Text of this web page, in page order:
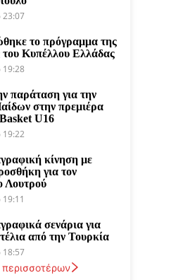
23:07
το πρόγραμμα της
Κυπέλλου Ελλάδας
παράταση για την
στην πρεμιέρα
U16
κίνηση με
για τον
Λουτρού
σενάρια για
από την Τουρκία
18:57